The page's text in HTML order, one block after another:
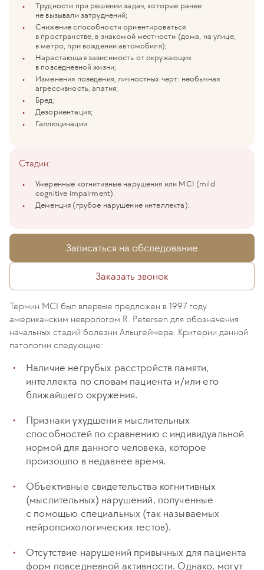
Трудности при решении задач, которые ранее
не вызывали затруднений;
Снижение способности ориентироваться
в пространстве, в знакомой местности (дома, на улице,
в метро, при вождении автомобиля);
Нарастающая зависимость от окружающих
в повседневной жизни;
Изменения поведения, личностных черт: необычная
агрессивность, апатия;
Бред;
Дезориентация;
Галлюцинации.
Cтадии:
Умеренные когнитивные нарушения или MCI (mild
cognitive impairment).
Деменция (грубое нарушение интеллекта).
Записаться на обследование
Заказать звонок
Термин MCI был впервые предложен в 1997 году
американским неврологом R. Petersen для обозначения
начальных стадий болезни Альцгеймера. Критерии данной
патологии следующие:
Наличие негрубых расстройств памяти,
интеллекта по словам пациента и/или его
ближайшего окружения.
Признаки ухудшения мыслительных
способностей по сравнению с индивидуальной
нормой для данного человека, которое
произошло в недавнее время.
Объективные свидетельства когнитивных
(мыслительных) нарушений, полученные
с помощью специальных (так называемых
нейропсихологических тестов).
Отсутствие нарушений привычных для пациента
форм повседневной активности. Однако, могут